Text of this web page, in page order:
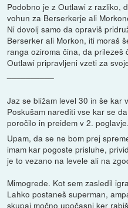
Podobno je z Outlawi z razliko,
vohun za Berserkerje ali
Ni dovolj samo da opraviš
Berserker ali Morkon, iti moraš
ranga oziroma čina, da prilezeš
Outlawi pripravljeni vzeti za
Jaz se bližam level 30 in še kar
Poskušam narediti vse kar se
poročilo in preidem v 2.
Upam, da se ne bom prej
imam kar pogoste prisluhe,
je to vezano na levele ali na
Mimogrede. Kot sem zasledil
Lahko postaneš superman,
skupaj močno upočasni ker